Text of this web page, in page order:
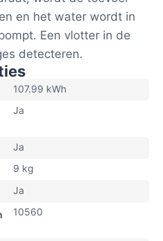
en het water wordt in
Een vlotter in de
detecteren.
107.99 kWh
Ja
Ja
9 kg
Ja
10560